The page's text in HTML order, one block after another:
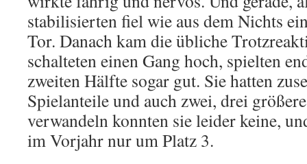
stabilisierten fiel wie aus dem Nichts
Tor. Danach kam die übliche
schalteten einen Gang hoch, spielten
zweiten Hälfte sogar gut. Sie hatten
Spielanteile und auch zwei, drei
verwandeln konnten sie leider keine,
im Vorjahr nur um Platz 3.